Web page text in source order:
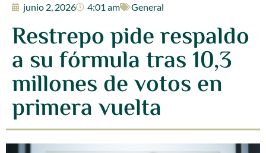
junio 2, 2026 4:01 am General
Restrepo pide respaldo
a su fórmula tras 10,3
millones de votos en
primera vuelta